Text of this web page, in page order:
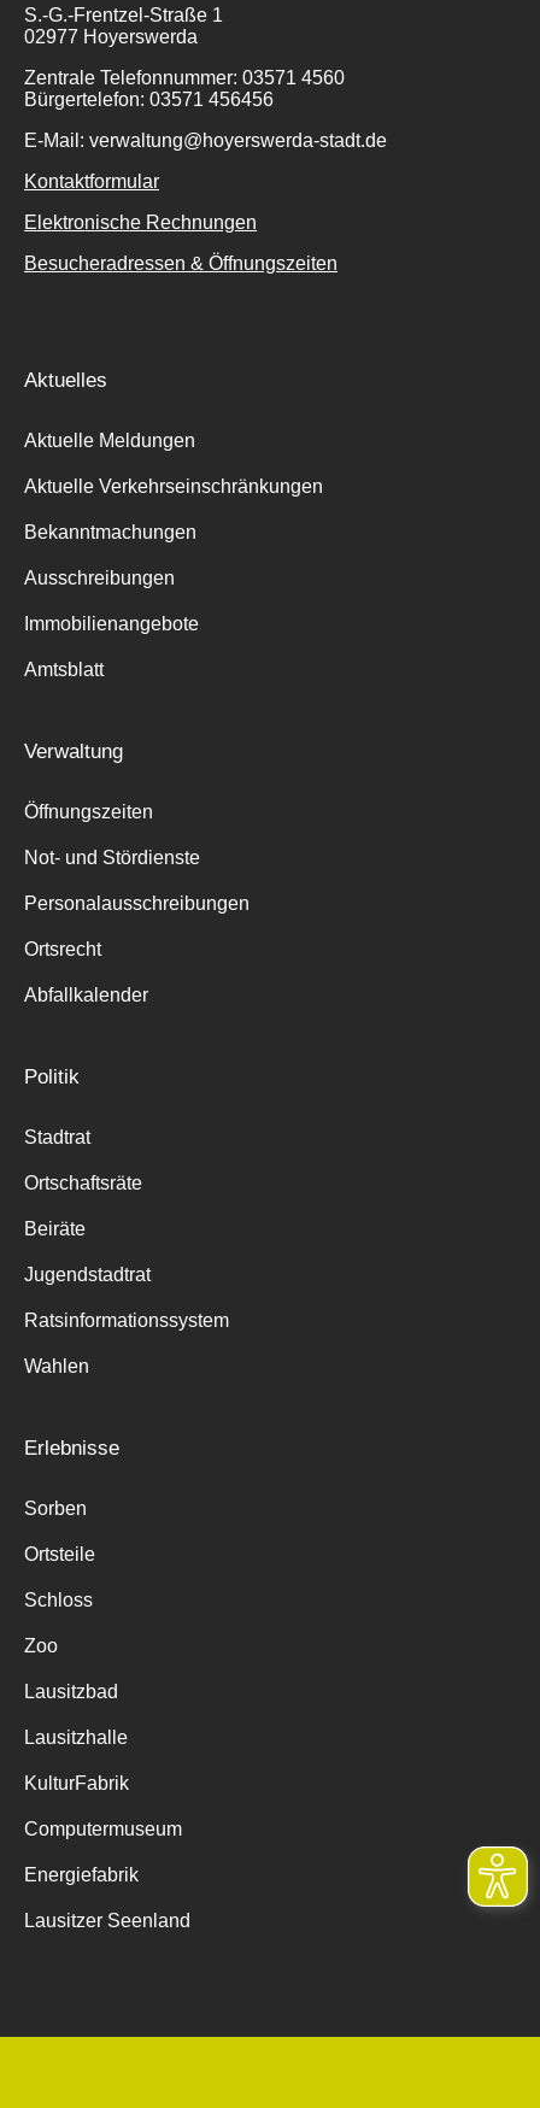
S.-G.-Frentzel-Straße 1
02977 Hoyerswerda
Zentrale Telefonnummer: 03571 4560
Bürgertelefon: 03571 456456
E-Mail: verwaltung@hoyerswerda-stadt.de
Kontaktformular
Elektronische Rechnungen
Besucheradressen & Öffnungszeiten
Aktuelles
Aktuelle Meldungen
Aktuelle Verkehrseinschränkungen
Bekanntmachungen
Ausschreibungen
Immobilienangebote
Amtsblatt
Verwaltung
Öffnungszeiten
Not- und Stördienste
Personalausschreibungen
Ortsrecht
Abfallkalender
Politik
Stadtrat
Ortschaftsräte
Beiräte
Jugendstadtrat
Ratsinformationssystem
Wahlen
Erlebnisse
Sorben
Ortsteile
Schloss
Zoo
Lausitzbad
Lausitzhalle
KulturFabrik
Computermuseum
Energiefabrik
Lausitzer Seenland